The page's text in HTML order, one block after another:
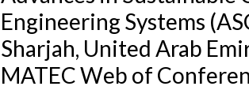
Engineering Systems
Sharjah, United Arab
MATEC Web of